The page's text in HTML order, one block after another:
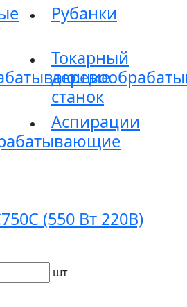
Рубанки
Токарный
станок
Аспирации
(550 Вт 220В)
шт